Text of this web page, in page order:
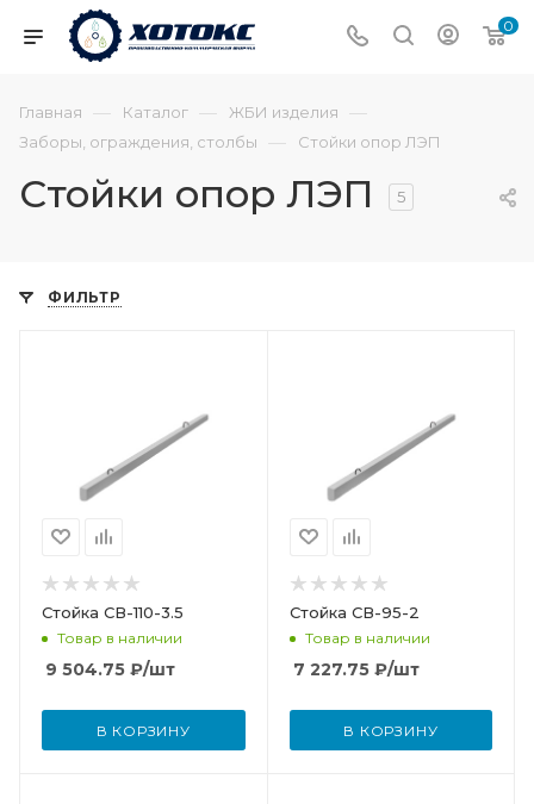
0
Главная — Каталог — ЖБИ изделия —
Заборы, ограждения, столбы — Стойки опор ЛЭП
Стойки опор ЛЭП 5
ФИЛЬТР
Стойка СВ-110-3.5
Товар в наличии
9 504.75 ₽/шт
В КОРЗИНУ
Стойка СВ-95-2
Товар в наличии
7 227.75₽/шт
В КОРЗИНУ